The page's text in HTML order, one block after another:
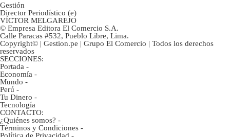
Gestión
Director Periodístico (e)
VÍCTOR MELGAREJO
© Empresa Editora El Comercio S.A.
Calle Paracas #532, Pueblo Libre, Lima.
Copyright© | Gestion.pe | Grupo El Comercio | Todos los derechos
reservados
SECCIONES:
Portada -
Economía -
Mundo -
Perú -
Tu Dinero -
Tecnología
CONTACTO:
¿Quiénes somos? -
Términos y Condiciones -